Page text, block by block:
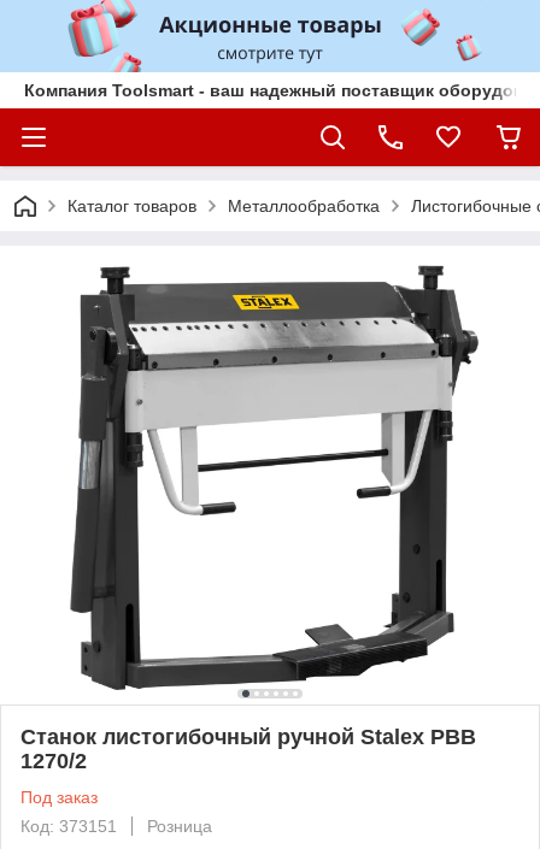
Компания Toolsmart - ваш надежный поставщик
Каталог товаров Металлообработка Листогибочные
Станок листогибочный ручной Stalex PBB
1270/2
Под заказ
Код: 373151
Розница